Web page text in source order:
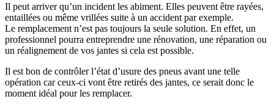
Il peut arriver qu’un incident les abiment. Elles peuvent être rayées,
entaillées ou même vrillées suite à un accident par exemple.
Le remplacement n’est pas toujours la seule solution. En effet, un
professionnel pourra entreprendre une rénovation, une réparation ou
un réalignement de vos jantes si cela est possible.
Il est bon de contrôler l’état d’usure des pneus avant une telle
opération car ceux-ci vont être retirés des jantes, ce serait donc le
moment idéal pour les remplacer.